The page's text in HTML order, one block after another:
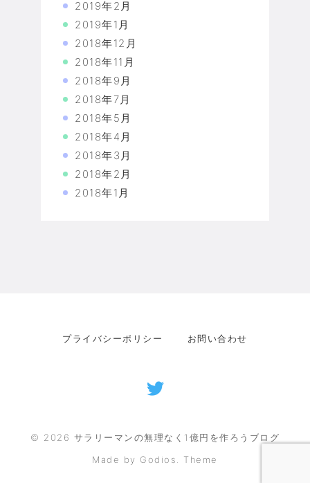
2019年2月
2019年1月
2018年12月
2018年11月
2018年9月
2018年7月
2018年5月
2018年4月
2018年3月
2018年2月
2018年1月
プライバシーポリシー お問い合わせ
© 2026 サラリーマンの無理なく1億円を作ろうブログ
Made by Godios. Theme